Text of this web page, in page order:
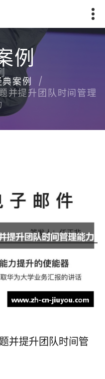
例
典案例
并提升团队时间管理
并提升团队时间管